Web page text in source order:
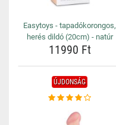
Easytoys - tapadókorongos,
herés dildó (20cm) - natúr
11990 Ft
ÚJDONSÁG